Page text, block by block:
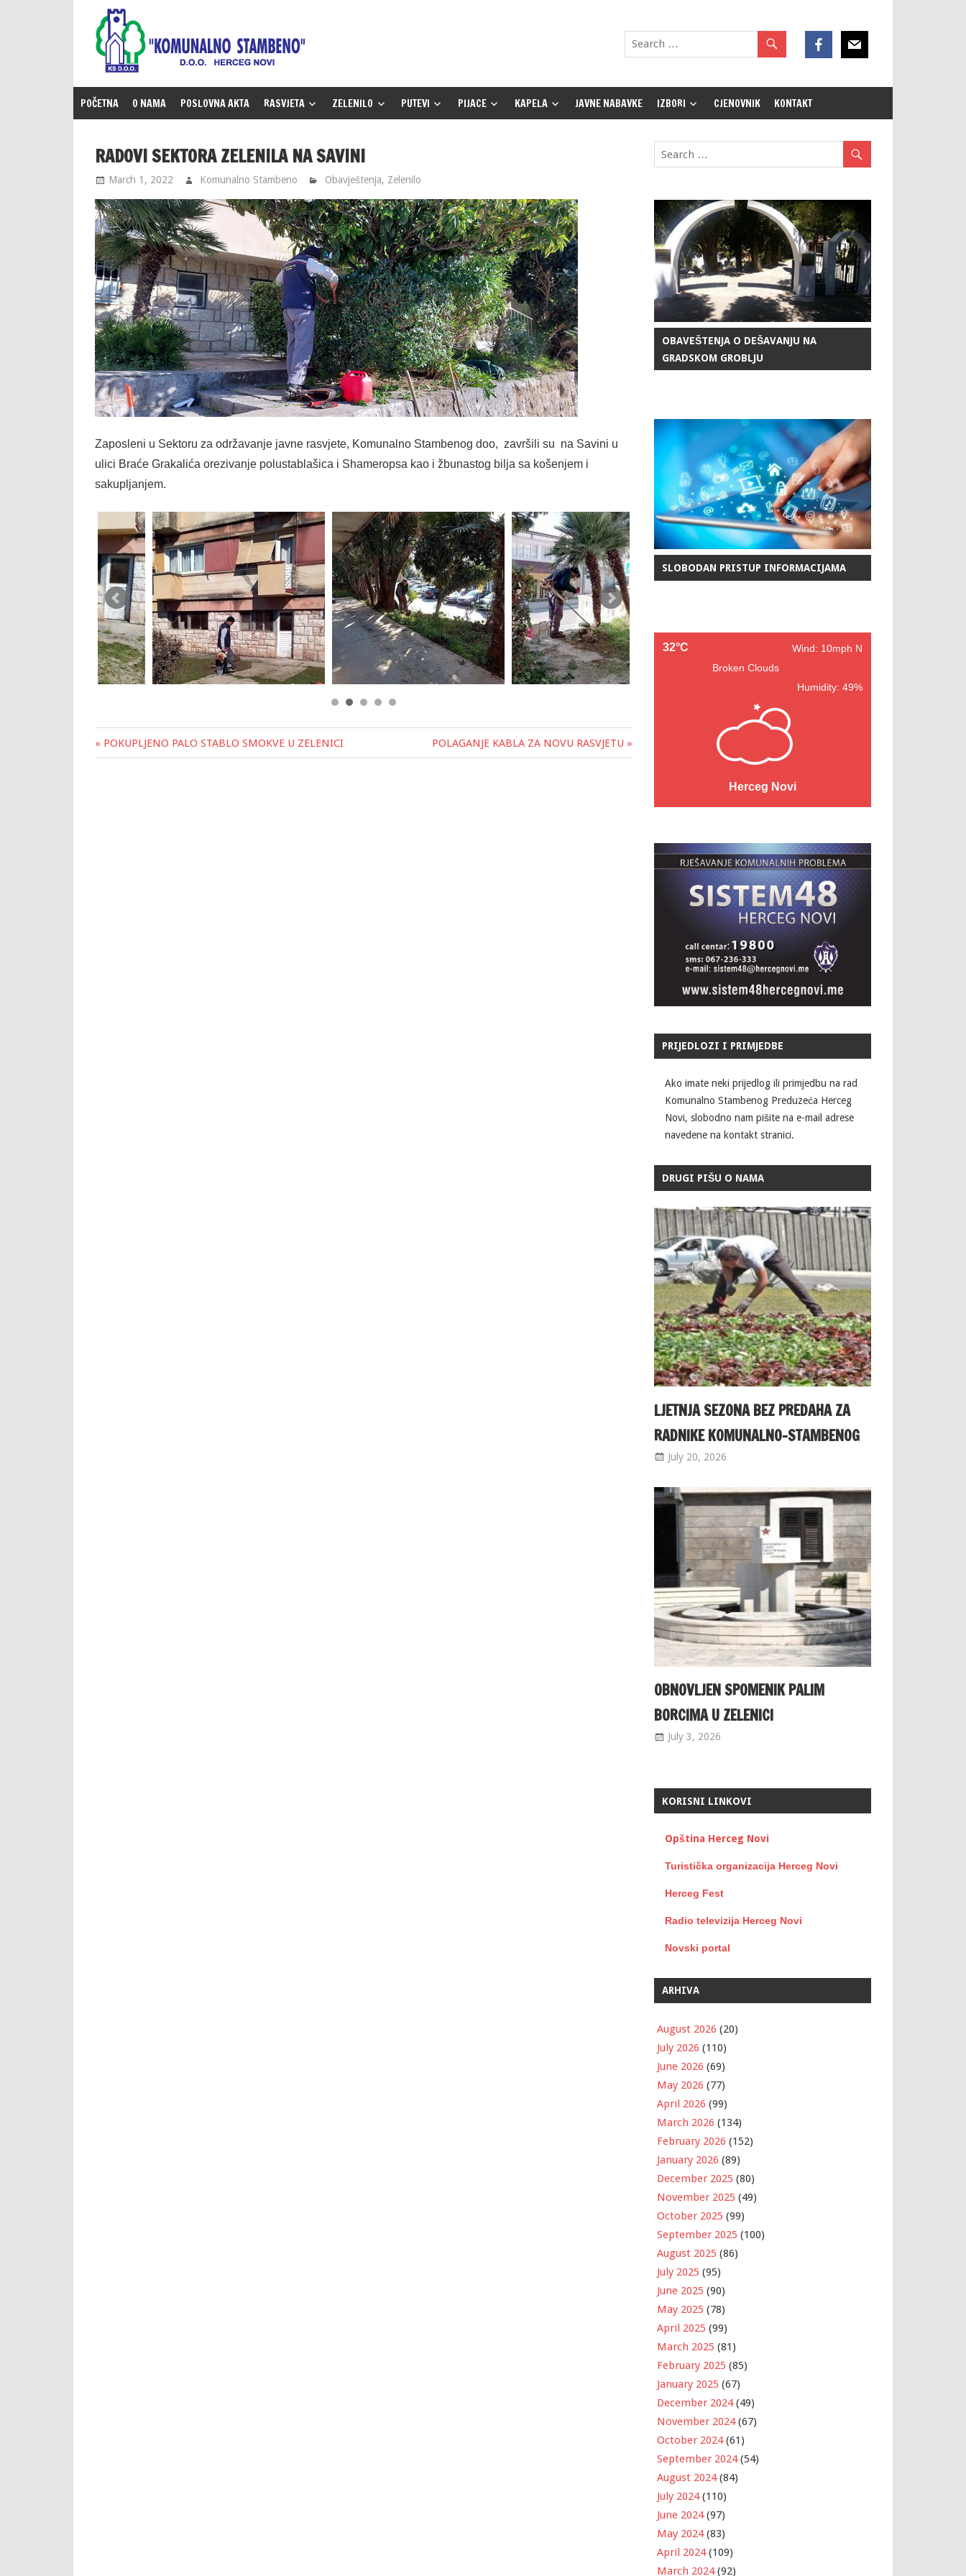
content
POČETNA O NAMA POSLOVNA AKTA RASVJETA ZELENILO PUTEVI PIJACE KAPELA JAVNE NABAVKE IZBORI CJENOVNIK KONTAKT
RADOVI SEKTORA ZELENILA NA SAVINI
March 1, 2022 Komunalno Stambeno Obavještenja, Zelenilo
Zaposleni u Sektoru za održavanje javne rasvjete, Komunalno Stambenog doo, završili su na Savini u
ulici Braće Grakalića orezivanje polustablašica i Shameropsa kao i žbunastog bilja sa košenjem i
sakupljanjem.
Post
« POKUPLJENO PALO STABLO SMOKVE U ZELENICI POLAGANJE KABLA ZA NOVU RASVJETU »
OBAVEŠTENJA O DEŠAVANJU NA
GRADSKOM GROBLJU
SLOBODAN PRISTUP INFORMACIJAMA
32°C
Wind: 10mph N
Broken Clouds
Humidity: 49%
Herceg Novi
PRIJEDLOZI I PRIMJEDBE
Ako imate neki prijedlog ili primjedbu na rad
Komunalno Stambenog Preduzeća Herceg
Novi, slobodno nam pišite na e-mail adrese
navedene na kontakt stranici.
DRUGI PIŠU O NAMA
LJETNJA SEZONA BEZ PREDAHA ZA
RADNIKE KOMUNALNO-STAMBENOG
July 20, 2026
OBNOVLJEN SPOMENIK PALIM
BORCIMA U ZELENICI
July 3, 2026
KORISNI LINKOVI
Opština Herceg Novi
Turistička organizacija Herceg Novi
Herceg Fest
Radio televizija Herceg Novi
Novski portal
ARHIVA
August 2026 (20)
July 2026 (110)
June 2026 (69)
May 2026 (77)
April 2026 (99)
March 2026 (134)
February 2026 (152)
January 2026 (89)
December 2025 (80)
November 2025 (49)
October 2025 (99)
September 2025 (100)
August 2025 (86)
July 2025 (95)
June 2025 (90)
May 2025 (78)
April 2025 (99)
March 2025 (81)
February 2025 (85)
January 2025 (67)
December 2024(49)
November 2024(67)
October 2024(61)
September 2024(54)
August 2024(84)
July 2024(110)
June 2024(97)
May 2024(83)
April 2024(109)
March 2024(92)